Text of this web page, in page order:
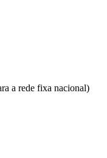
a rede fixa nacional)